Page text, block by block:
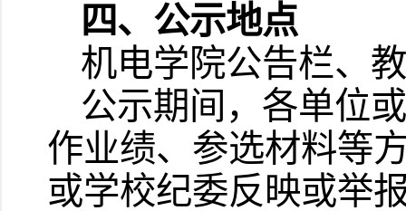
四、公示地点
机电学院公告栏、
公示期间，各单位
作业绩、参选材料等
或学校纪委反映或举